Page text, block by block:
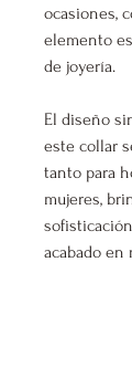
ocasiones,
elemento
de joyería.
El diseño
este collar
tanto para
mujeres,
acabado en